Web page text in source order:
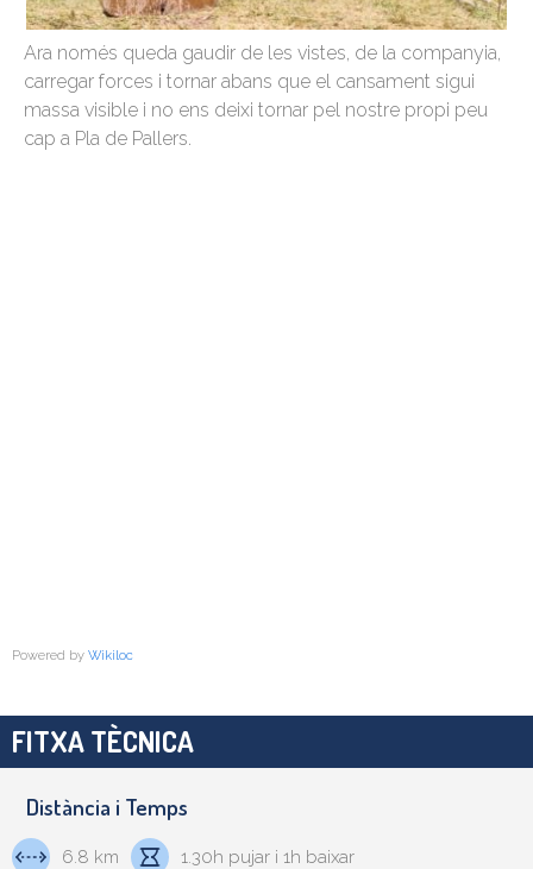
Ara només queda gaudir de les vistes, de la companyia,
carregar forces i tornar abans que el cansament sigui
massa visible i no ens deixi tornar pel nostre propi peu
cap a Pla de Pallers.
Powered by Wikiloc
FITXA TÈCNICA
Distància i Temps
6.8 km 1.30h pujar i 1h baixar